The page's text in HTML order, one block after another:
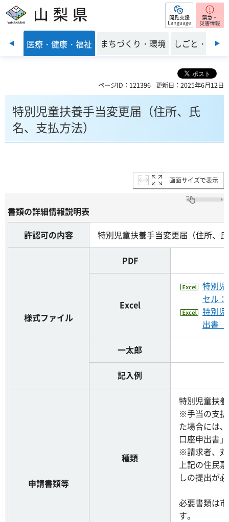
山梨県 閲覧支援
て 医療・健康・福祉 まちづくり・環境 しごと・産業
ページID：121396 更新日：2025年6月12日
特別児童扶養手当変更届（住所、氏
名、支払方法）
画面サイズで表示
書類の詳細情報説明表
許認可の内容
特別児童扶養手当変更届（住所、
様式ファイル
PDF
Excel
特別
セル
特別
出書
一太郎
記入例
申請書類等
種類
特別児童扶
※手当の支
た場合には
口座申出書
※請求者、
上記の住民
しの提出が
必要書類は
す。